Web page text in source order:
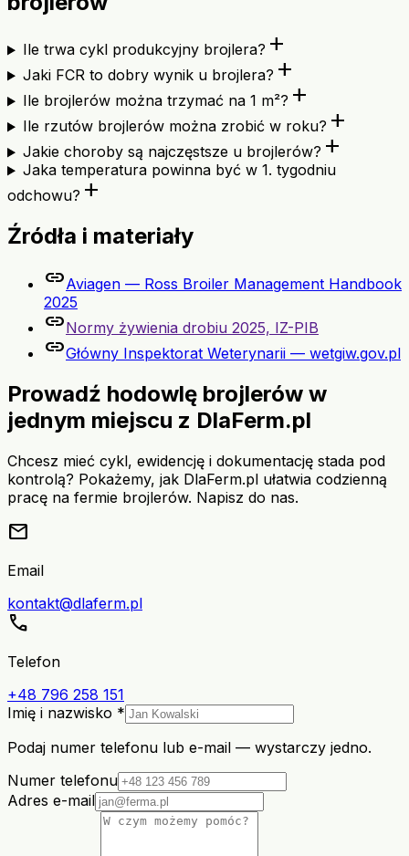
Ile trwa cykl produkcyjny brojlera? add
Jaki FCR to dobry wynik u brojlera? add
Ile brojlerów można trzymać na 1 m²? add
Ile rzutów brojlerów można zrobić w roku? add
Jakie choroby są najczęstsze u brojlerów? add
Jaka temperatura powinna być w 1. tygodniu
odchowu? add
Źródła i materiały
linkAviagen — Ross Broiler Management Handbook
2025
linkNormy żywienia drobiu 2025, IZ-PIB
linkGłówny Inspektorat Weterynarii — wetgiw.gov.pl
Prowadź hodowlę brojlerów w
jednym miejscu z DlaFerm.pl
Chcesz mieć cykl, ewidencję i dokumentację stada pod
kontrolą? Pokażemy, jak DlaFerm.pl ułatwia codzienną
pracę na fermie brojlerów. Napisz do nas.
mail
Email
kontakt@dlaferm.pl
call
Telefon
+48 796 258 151
Imię i nazwisko *
Podaj numer telefonu lub e-mail — wystarczy jedno.
Numer telefonu
Adres e-mail